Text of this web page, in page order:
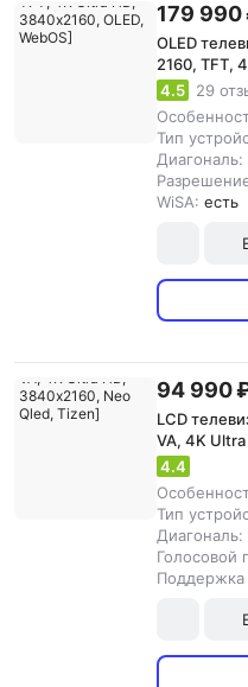
179 990
OLED
2160, TFT,
WebOS]
4.5 29
Тип
Диагональ:
WiSA: есть
94 990
LCD
VA, 4K
4.4
Тип
Диагональ:
Голосовой
Поддержка